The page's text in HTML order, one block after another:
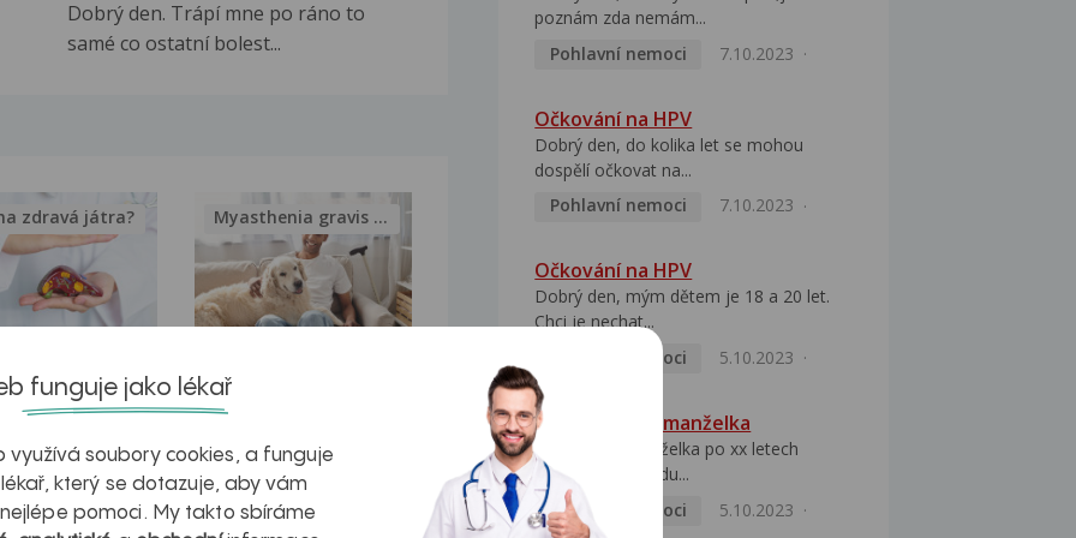
Dobrý den. Trápí mne po ráno to
samé co ostatní bolest...
zdravá játra?
Inovativní
myastenie –
naděje pro ty,
Myasthenia gravis – vše, co...
poznám zda nemám...
Pohlavní nemoci
7.10.2023
Očkování na HPV
Dobrý den, do kolika let se mohou
dospělí očkovat na...
Pohlavní nemoci
7.10.2023
Očkování na HPV
Dobrý den, mým dětem je 18 a 20 let.
Chci je nechat...
Pohlavní nemoci
5.10.2023
HPV pozitivní manželka
Dobrý den, manželka po xx letech
přivezla z Východu...
Pohlavní nemoci
5.10.2023
funguje jako lékař
využívá soubory cookies, a funguje
který se dotazuje, aby vám
pomoci. My takto sbíráme